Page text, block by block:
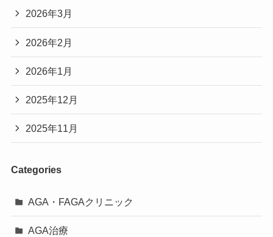
2026年3月
2026年2月
2026年1月
2025年12月
2025年11月
Categories
AGA・FAGAクリニック
AGA治療